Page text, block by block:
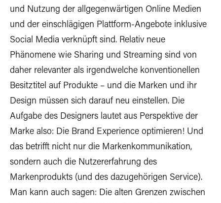
und Nutzung der allgegenwärtigen Online Medien
und der einschlägigen Plattform-Angebote inklusive
Social Media verknüpft sind. Relativ neue
Phänomene wie Sharing und Streaming sind von
daher relevanter als irgendwelche konventionellen
Besitztitel auf Produkte – und die Marken und ihr
Design müssen sich darauf neu einstellen. Die
Aufgabe des Designers lautet aus Perspektive der
Marke also: Die Brand Experience optimieren! Und
das betrifft nicht nur die Markenkommunikation,
sondern auch die Nutzererfahrung des
Markenprodukts (und des dazugehörigen Service).
Man kann auch sagen: Die alten Grenzen zwischen